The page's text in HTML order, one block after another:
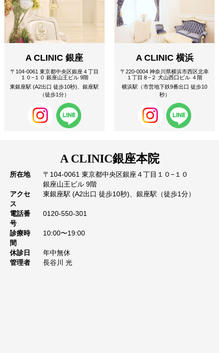
A CLINIC 銀座
〒104-0061 東京都中央区銀座４丁目
１０−１０ 銀座山王ビル 9階
東銀座駅 (A2出口 徒歩10秒)、銀座駅
（徒歩1分）
A CLINIC 横浜
〒220-0004 神奈川県横浜市西区北幸
１丁目８−２ 犬山西口ビル ４階
横浜駅（市営地下鉄9番出口 徒歩10
秒）
A CLINIC銀座本院
所在地
〒104-0061 東京都中央区銀座４丁目１０−１０
銀座山王ビル 9階
アクセ
ス
東銀座駅 (A2出口 徒歩10秒)、銀座駅（徒歩1分）
電話番
号
0120-550-301
診療時
間
10:00〜19:00
休診日
年中無休
管理者
長谷川 光